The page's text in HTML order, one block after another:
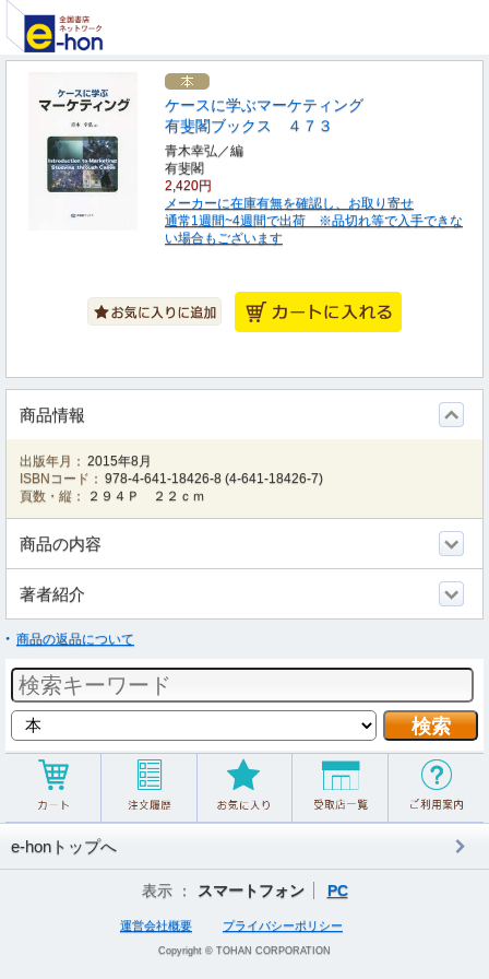
ケースに学ぶマーケティング
有斐閣ブックス ４７３
青木幸弘／編
有斐閣
2,420円
メーカーに在庫有無を確認し、お取り寄せ
通常1週間~4週間で出荷 ※品切れ等で入手できな
い場合もございます
商品情報
出版年月： 2015年8月
ISBNコード： 978-4-641-18426-8 (4-641-18426-7)
頁数・縦：
２９４Ｐ ２２ｃｍ
商品の内容
著者紹介
商品の返品について
e-honトップへ
表示 ： スマートフォン PC
運営会社概要 プライバシーポリシー
Copyright © TOHAN CORPORATION